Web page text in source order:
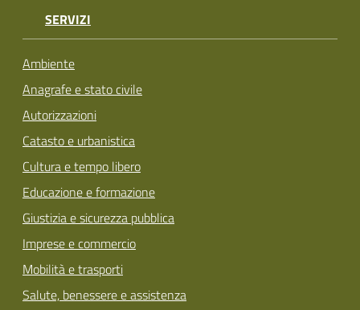
SERVIZI
Ambiente
Anagrafe e stato civile
Autorizzazioni
Catasto e urbanistica
Cultura e tempo libero
Educazione e formazione
Giustizia e sicurezza pubblica
Imprese e commercio
Mobilità e trasporti
Salute, benessere e assistenza